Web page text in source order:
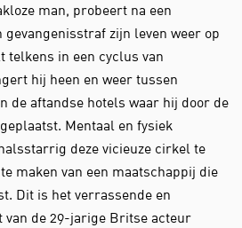
man, probeert na een
gevangenisstraf zijn leven weer op
telkens in een cyclus van
hij heen en weer tussen
de aftandse hotels waar hij door de
Mentaal en fysiek
deze vicieuze cirkel te
maken van een maatschappij die
Dit is het verrassende en
van de 29-jarige Britse acteur